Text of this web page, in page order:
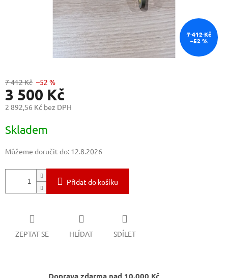
7 412 Kč
–52 %
7 412 Kč –52 %
3 500 Kč
2 892,56 Kč bez DPH
cena:
Skladem
Můžeme doručit do: 12.8.2026
Přidat do košíku
ZEPTAT SE HLÍDAT SDÍLET
Doprava zdarma nad 10.000 Kč